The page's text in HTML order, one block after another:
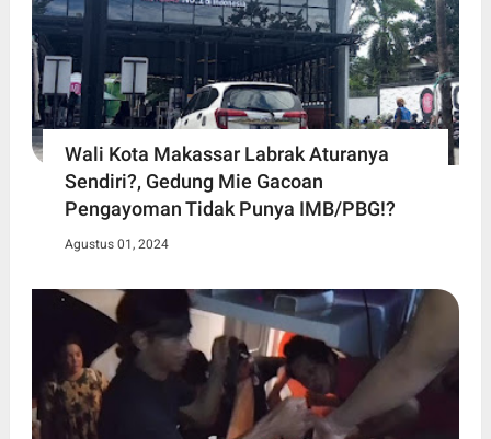
Wali Kota Makassar Labrak Aturanya
Sendiri?, Gedung Mie Gacoan
Pengayoman Tidak Punya IMB/PBG!?
Agustus 01, 2024